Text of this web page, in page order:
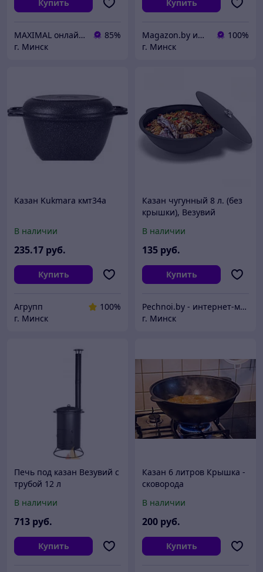
Купить
MAXIMAL онлайн-магазин
85%
г. Минск
Купить
Magazon.by интернет-магазин
100%
г. Минск
Казан Kukmara кмт34а
В наличии
235.17 руб.
Купить
Агрупп
100%
г. Минск
Казан чугунный 8 л. (без
крышки), Везувий
В наличии
135 руб.
Купить
Pechnoi.by - интернет-магазин товаров для печей, каминов, барбекю
г. Минск
Печь под казан Везувий с
трубой 12 л
В наличии
713 руб.
Купить
Казан 6 литров Крышка -
сковорода
В наличии
200 руб.
Купить